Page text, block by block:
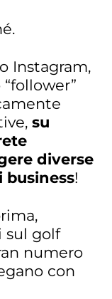
Instagram,
su
diverse
business!
sul golf
numero
con